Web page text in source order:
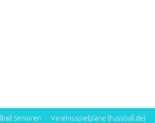
Senioren Vereinsspielpläne (Fussball.de)